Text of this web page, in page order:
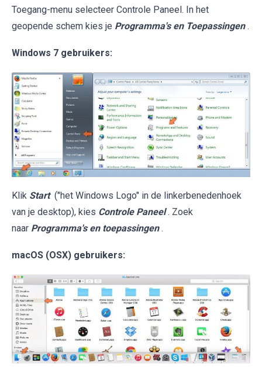
Toegang-menu selecteer Controle Paneel. In het
geopende schem kies je Programma's en Toepassingen .
Windows 7 gebruikers:
Klik Start ("het Windows Logo" in de linkerbenedenhoek
van je desktop), kies Controle Paneel . Zoek
naar Programma's en toepassingen .
macOS (OSX) gebruikers: